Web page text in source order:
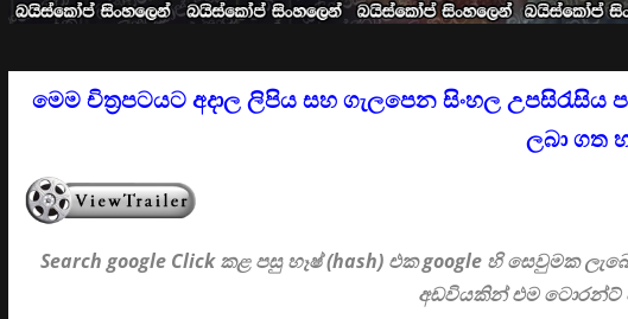
මෙම චිත්‍රපටයට අදාල ලිපිය සහ ගැලපෙන සිංහල උපසිරැසිය
ලබා ගත
Search google Clickකළ පසු හෑෂ් (hash) එක google හි සෙවුමක
අඩවියකින් එම ටොරන්ට්